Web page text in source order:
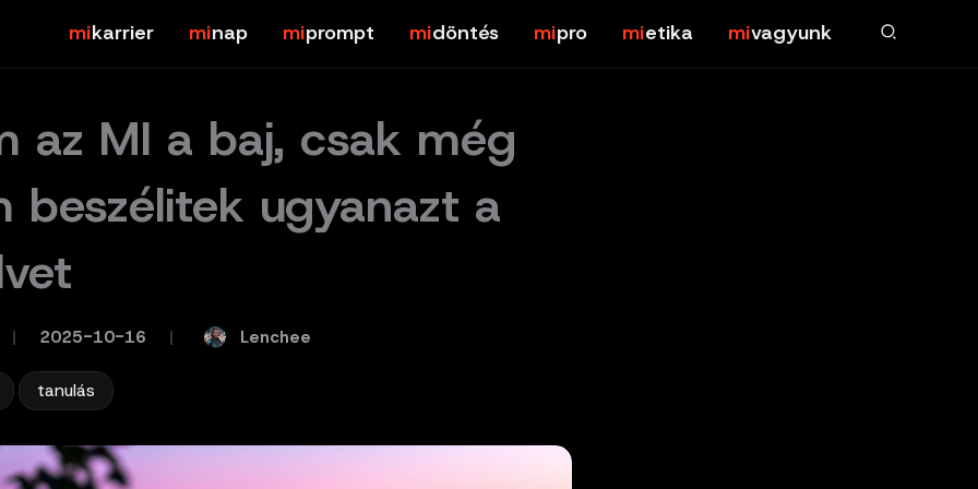
karrier nap prompt döntés pro etika vagyunk
az MI a baj, csak még
beszélitek ugyanazt a
2025-10-16 Lenchee
tanulás